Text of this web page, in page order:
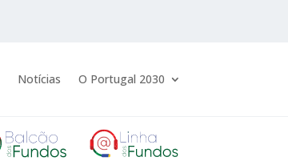
Notícias O Portugal 2030